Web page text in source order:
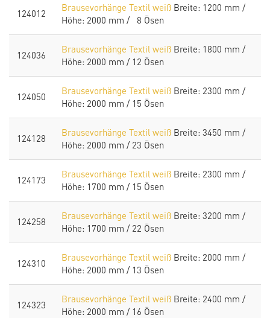
124012 Brausevorhänge Textil weiß Breite: 1200 mm /
Höhe: 2000 mm / 8 Ösen
124036 Brausevorhänge Textil weiß Breite: 1800 mm /
Höhe: 2000 mm / 12 Ösen
124050 Brausevorhänge Textil weiß Breite: 2300 mm /
Höhe: 2000 mm / 15 Ösen
124128 Brausevorhänge Textil weiß Breite: 3450 mm /
Höhe: 2000 mm / 23 Ösen
124173 Brausevorhänge Textil weiß Breite: 2300 mm /
Höhe: 1700 mm / 15 Ösen
124258 Brausevorhänge Textil weiß Breite: 3200 mm /
Höhe: 1700 mm / 22 Ösen
124310 Brausevorhänge Textil weiß Breite: 2000 mm /
Höhe: 2000 mm / 13 Ösen
124323 Brausevorhänge Textil weiß Breite: 2400 mm /
Höhe: 2000 mm / 16 Ösen